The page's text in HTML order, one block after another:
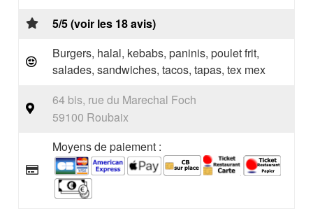
5/5 (voir les 18 avis)
Burgers, halal, kebabs, paninis, poulet frit,
salades, sandwiches, tacos, tapas, tex mex
64 bis, rue du Marechal Foch
59100 Roubaix
Moyens de paiement :